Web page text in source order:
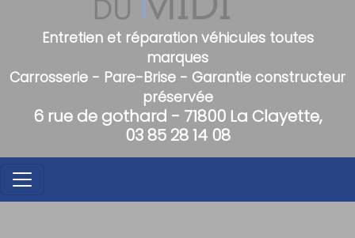
Entretien et réparation véhicules toutes
marques
Carrosserie - Pare-Brise - Garantie constructeur
préservée
6 rue de gothard - 71800 La Clayette,
03 85 28 14 08